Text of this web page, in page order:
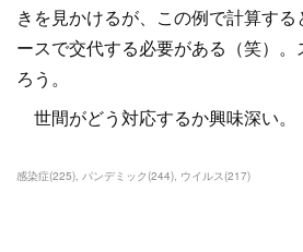
きを見かけるが、この例で計算す
ースで交代する必要がある（笑）
ろう。
世間がどう対応するか興味深い。
感染症(225) パンデミック(244) ウイルス(217)